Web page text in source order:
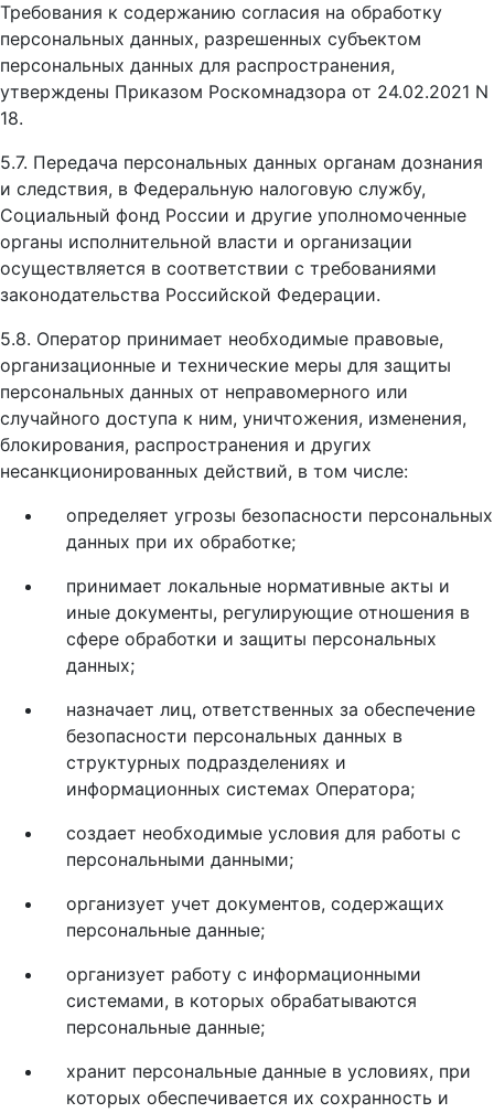
Требования к содержанию согласия на обработку
персональных данных, разрешенных субъектом
персональных данных для распространения,
утверждены Приказом Роскомнадзора от 24.02.2021 N
18.
5.7. Передача персональных данных органам дознания
и следствия, в Федеральную налоговую службу,
Социальный фонд России и другие уполномоченные
органы исполнительной власти и организации
осуществляется в соответствии с требованиями
законодательства Российской Федерации.
5.8. Оператор принимает необходимые правовые,
организационные и технические меры для защиты
персональных данных от неправомерного или
случайного доступа к ним, уничтожения, изменения,
блокирования, распространения и других
несанкционированных действий, в том числе:
определяет угрозы безопасности персональных
данных при их обработке;
принимает локальные нормативные акты и
иные документы, регулирующие отношения в
сфере обработки и защиты персональных
данных;
назначает лиц, ответственных за обеспечение
безопасности персональных данных в
структурных подразделениях и
информационных системах Оператора;
создает необходимые условия для работы с
персональными данными;
организует учет документов, содержащих
персональные данные;
организует работу с информационными
системами, в которых обрабатываются
персональные данные;
хранит персональные данные в условиях, при
которых обеспечивается их сохранность и